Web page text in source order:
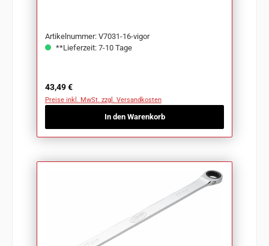
Artikelnummer: V7031-16-vigor
**Lieferzeit: 7-10 Tage
Regulärer Preis:
43,49 €
Preise inkl. MwSt. zzgl. Versandkosten
In den Warenkorb